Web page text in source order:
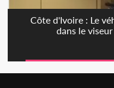
Côte d'Ivoire : Le
dans le